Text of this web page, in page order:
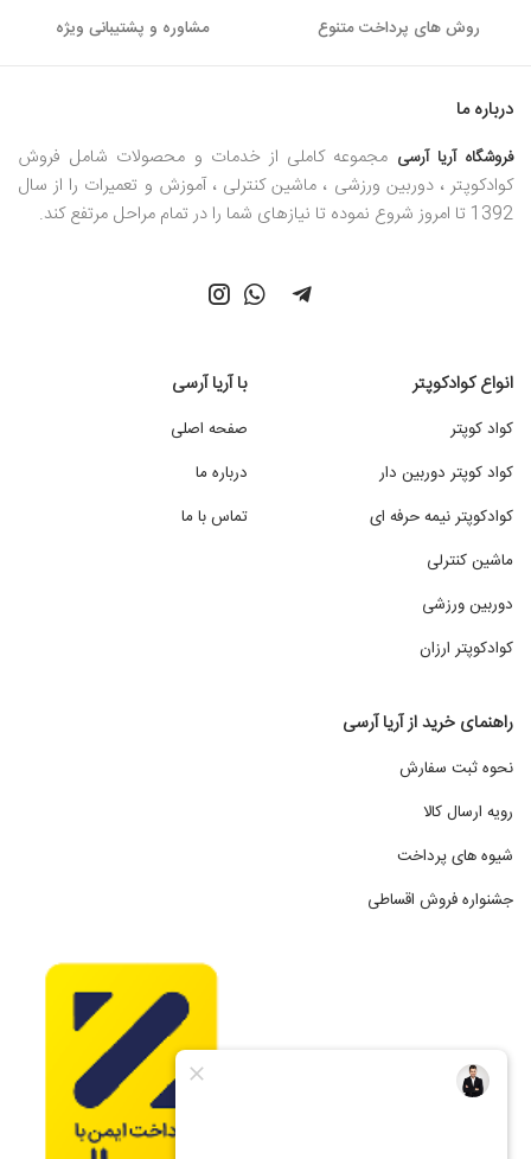
روش های پرداخت متنوع مشاوره و پشتیبانی ویژه
درباره ما
فروشگاه آریا آرسی مجموعه کاملی از خدمات و محصولات شامل فروش
کوادکوپتر ، دوربین ورزشی ، ماشین کنترلی ، آموزش و تعمیرات را از سال
1392 تا امروز شروع نموده تا نیازهای شما را در تمام مراحل مرتفع کند.
انواع کوادکوپتر
کواد کوپتر
کواد کوپتر دوربین دار
کوادکوپتر نیمه حرفه ای
ماشین کنترلی
دوربین ورزشی
کوادکوپتر ارزان
با آریا آرسی
صفحه اصلی
درباره ما
تماس با ما
راهنمای خرید از آریا آرسی
نحوه ثبت سفارش
رویه ارسال کالا
شیوه های پرداخت
جشنواره فروش اقساطی